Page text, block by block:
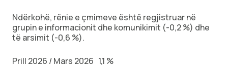
Ndërkohë, rënie e çmimeve është regjistruar në
grupin e informacionit dhe komunikimit (-0,2 %) dhe
të arsimit (-0,6 %).
Prill 2026 / Mars 2026 1,1 %